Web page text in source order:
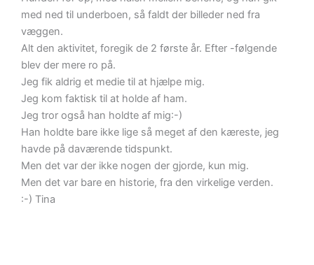
med ned til underboen, så faldt der billeder ned fra
væggen.
Alt den aktivitet, foregik de 2 første år. Efter -følgende
blev der mere ro på.
Jeg fik aldrig et medie til at hjælpe mig.
Jeg kom faktisk til at holde af ham.
Jeg tror også han holdte af mig:-)
Han holdte bare ikke lige så meget af den kæreste, jeg
havde på daværende tidspunkt.
Men det var der ikke nogen der gjorde, kun mig.
Men det var bare en historie, fra den virkelige verden.
:-) Tina